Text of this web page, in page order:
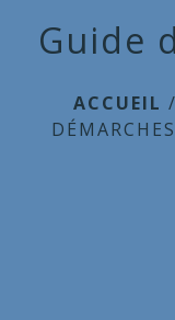
Guide
ACCUEIL /
DÉMARCHES